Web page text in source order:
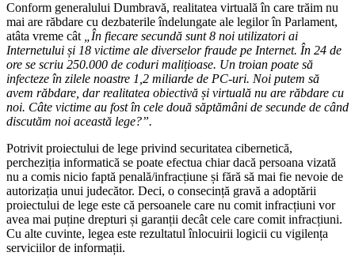
Conform generalului Dumbravă, realitatea virtuală în care trăim nu
mai are răbdare cu dezbaterile îndelungate ale legilor în Parlament,
atâta vreme cât
În fiecare secundă sunt 8 noi utilizatori ai
Internetului și 18 victime ale diverselor fraude pe Internet. În 24 de
ore se scriu 250.000 de coduri malițioase. Un troian poate să
infecteze în zilele noastre 1,2 miliarde de PC-uri. Noi putem să
avem răbdare, dar realitatea obiectivă și virtuală nu are răbdare cu
noi. Câte victime au fost în cele două săptămâni de secunde de când
discutăm noi această lege?”.
Potrivit proiectului de lege privind securitatea cibernetică,
percheziția informatică se poate efectua chiar dacă persoana vizată
nu a comis nicio faptă penală/infracțiune și fără să mai fie nevoie de
autorizația unui judecător. Deci, o consecință gravă a adoptării
proiectului de lege este că persoanele care nu comit infracțiuni vor
avea mai puține drepturi și garanții decât cele care comit infracțiuni.
Cu alte cuvinte, legea este rezultatul înlocuirii logicii cu vigilența
serviciilor de informații.